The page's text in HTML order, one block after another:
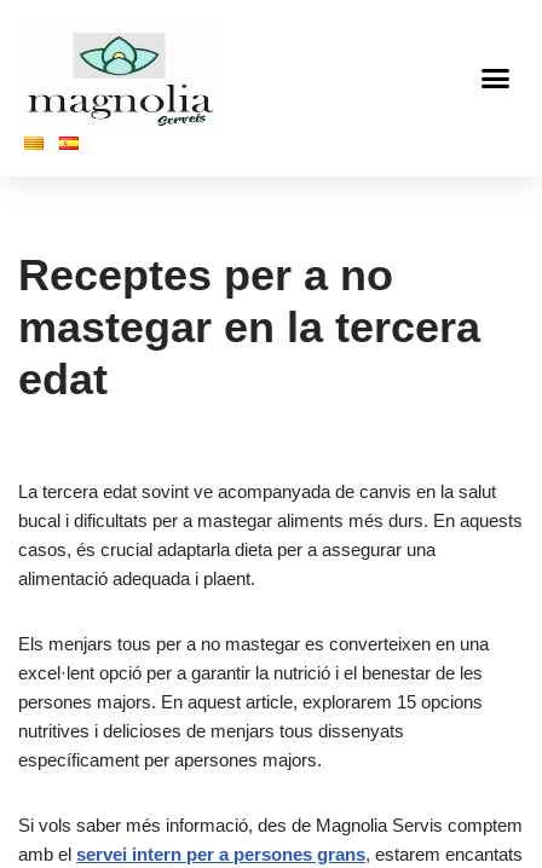
al
Receptes per a no
mastegar en la tercera
edat
La tercera edat sovint ve acompanyada de canvis en la salut
bucal i dificultats per a mastegar aliments més durs. En aquests
casos, és crucial adaptarla dieta per a assegurar una
alimentació adequada i plaent.
Els menjars tous per a no mastegar es converteixen en una
excel·lent opció per a garantir la nutrició i el benestar de les
persones majors. En aquest article, explorarem 15 opcions
nutritives i delicioses de menjars tous dissenyats
específicament per apersones majors.
Si vols saber més informació, des de Magnolia Servis comptem
amb el servei intern per a persones grans, estarem encantats